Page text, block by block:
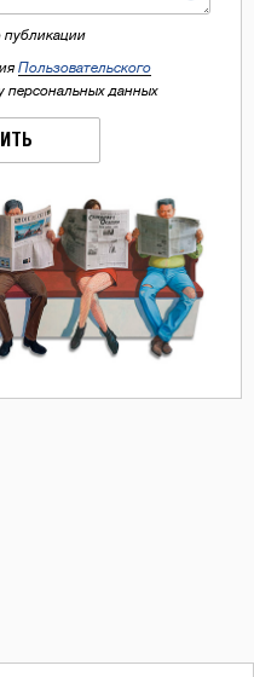
публикации
Пользовательского
персональных данных